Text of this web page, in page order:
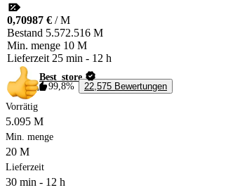
0,70987 € / M
Bestand 5.572.516 M
Min. menge 10 M
Lieferzeit 25 min - 12 h
Best_store
99,8%
22,575 Bewertungen
Vorrätig
5.095 M
Min. menge
20 M
Lieferzeit
30 min - 12 h